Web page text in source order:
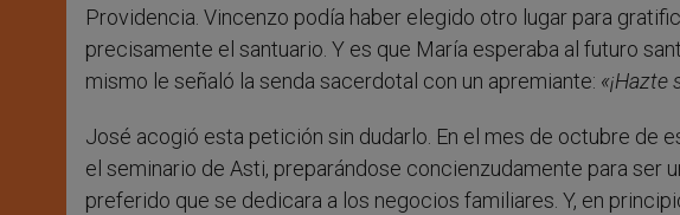
Providencia. Vincenzo podía haber elegido otro lugar para
precisamente el santuario. Y es que María esperaba al futuro
mismo le señaló la senda sacerdotal con un apremiante:
José acogió esta petición sin dudarlo. En el mes de octubre de
el seminario de Asti, preparándose concienzudamente para ser
preferido que se dedicara a los negocios familiares. Y, en